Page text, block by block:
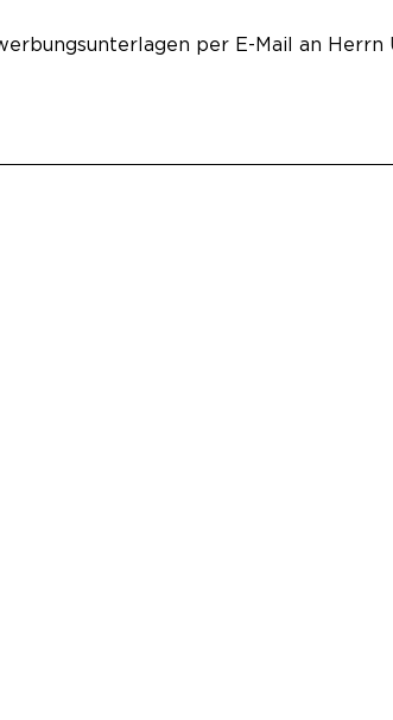
per E-Mail an Herrn